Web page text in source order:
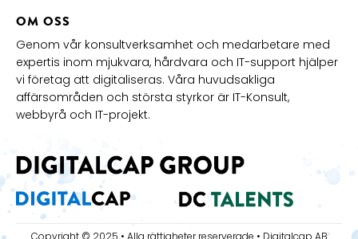
OM OSS
Genom vår konsultverksamhet och medarbetare med
expertis inom mjukvara, hårdvara och IT-support hjälper
vi företag att digitaliseras. Våra huvudsakliga
affärsområden och största styrkor är IT-Konsult,
webbyrå och IT-projekt.
Copyright © 2025 • Alla rättigheter reserverade • Digitalcap AB